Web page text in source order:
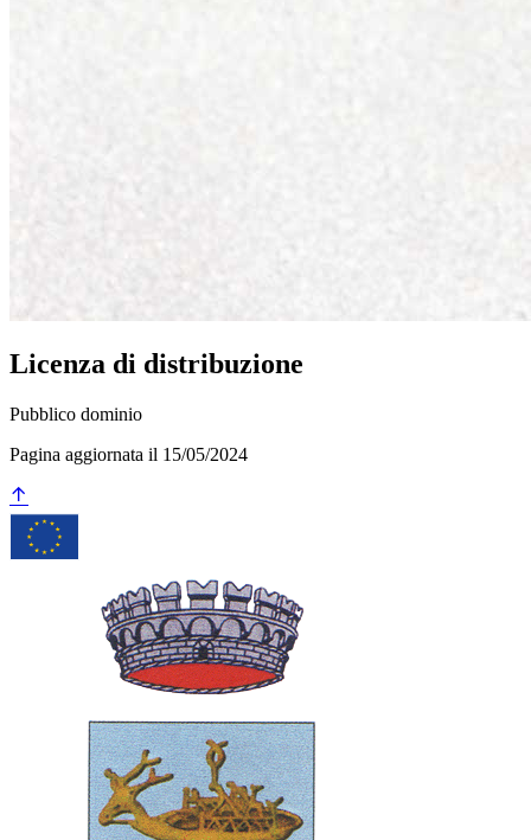
Licenza di distribuzione
Pubblico dominio
Pagina aggiornata il 15/05/2024